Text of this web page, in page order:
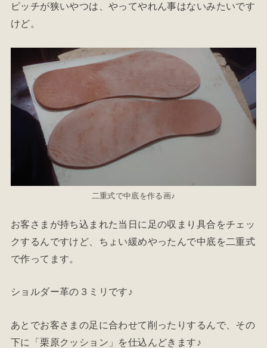
ピッチが狭いやつは、やってやれん事はないみたいです
けど。
二重式で中底を作る画♪
お客さまが持ち込まれた当日に足の収まり具合をチェッ
クするんですけど、ちょい緩めやったんで中底を二重式
で作ってます。
ショルダー革の３ミリです♪
あとでお客さまの足に合わせて削ったりするんで、その
下に「栗原クッション」を仕込んどきます♪